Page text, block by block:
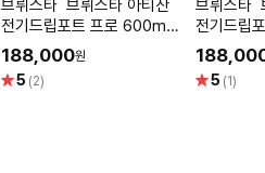
브뤼스타 브뤼스타 아티산
전기드립포트 프로 600ml
- 모던화이트
188,000원
별5 (2)
브뤼스타 브뤼스타 아티산
전기드립
- 네덜란
별5 (1)